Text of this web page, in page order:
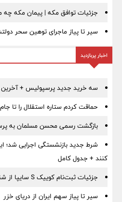
جزئیات توافق مکه | پیمان مکه چه
سیر تا پیاز ماجرای توهین سحر
اخبار پربازدید
سه خرید جدید پرسپولیس +
حماقت کردم ستاره استقلال را تا
بازگشت رسمی محسن مسلمان به
کنند + جدول کامل
جزئیات ثبت‌نام کوییک S سایپا از شنبه ۱۷ مرداد + جدول شرایط
سیر تا پیاز سهم ایران از دریای خزر